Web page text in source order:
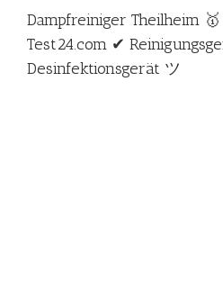
Dampfreiniger Theilheim
Test24.com ✔
Desinfektionsgerät ツ